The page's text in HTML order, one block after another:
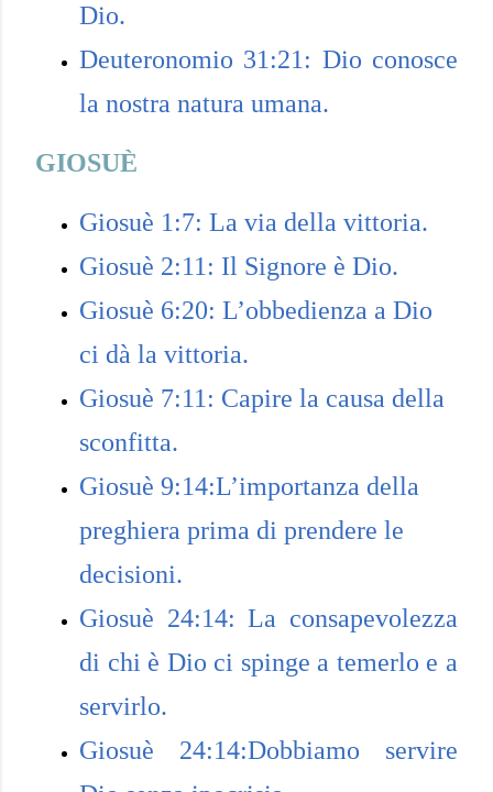
Dio.
Deuteronomio 31:21: Dio conosce
la nostra natura umana.
GIOSUÈ
Giosuè 1:7: La via della vittoria.
Giosuè 2:11: Il Signore è Dio.
Giosuè 6:20: L’obbedienza a Dio
ci dà la vittoria.
Giosuè 7:11: Capire la causa della
sconfitta.
Giosuè 9:14:L’importanza della
preghiera prima di prendere le
decisioni.
Giosuè 24:14: La consapevolezza
di chi è Dio ci spinge a temerlo e a
servirlo.
Giosuè 24:14:Dobbiamo servire